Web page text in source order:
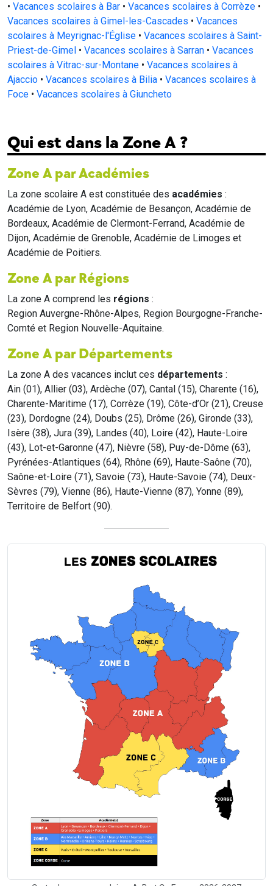
• Vacances scolaires à Bar • Vacances scolaires à Corrèze •
Vacances scolaires à Gimel-les-Cascades • Vacances
scolaires à Meyrignac-l'Église • Vacances scolaires à Saint-
Priest-de-Gimel • Vacances scolaires à Sarran • Vacances
scolaires à Vitrac-sur-Montane • Vacances scolaires à
Ajaccio • Vacances scolaires à Bilia • Vacances scolaires à
Foce • Vacances scolaires à Giuncheto
Qui est dans la Zone A ?
Zone A par Académies
La zone scolaire A est constituée des académies :
Académie de Lyon, Académie de Besançon, Académie de
Bordeaux, Académie de Clermont-Ferrand, Académie de
Dijon, Académie de Grenoble, Académie de Limoges et
Académie de Poitiers.
Zone A par Régions
La zone A comprend les régions :
Region Auvergne-Rhône-Alpes, Region Bourgogne-Franche-
Comté et Region Nouvelle-Aquitaine.
Zone A par Départements
La zone A des vacances inclut ces départements :
Ain (01), Allier (03), Ardèche (07), Cantal (15), Charente (16),
Charente-Maritime (17), Corrèze (19), Côte-d’Or (21), Creuse
(23), Dordogne (24), Doubs (25), Drôme (26), Gironde (33),
Isère (38), Jura (39), Landes (40), Loire (42), Haute-Loire
(43), Lot-et-Garonne (47), Nièvre (58), Puy-de-Dôme (63),
Pyrénées-Atlantiques (64), Rhône (69), Haute-Saône (70),
Saône-et-Loire (71), Savoie (73), Haute-Savoie (74), Deux-
Sèvres (79), Vienne (86), Haute-Vienne (87), Yonne (89),
Territoire de Belfort (90).